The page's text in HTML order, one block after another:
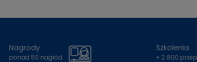
Nagrody
ponad 50 nagród
Szkolenia
+ 2 800